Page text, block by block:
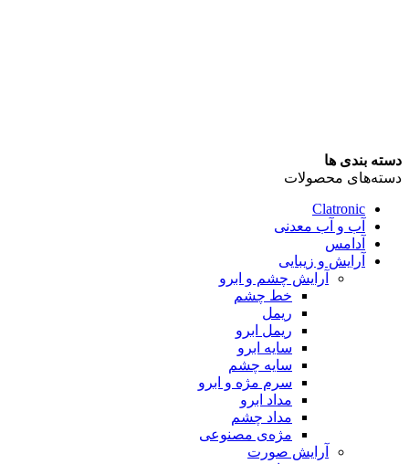
دسته بندی ها
دسته‌های محصولات
Clatronic
آب و آب معدنی
آدامس
آرایش و زیبایی
آرایش چشم و ابرو
خط چشم
ریمل
ریمل ابرو
سایه ابرو
سایه چشم
سرم مژه و ابرو
مداد ابرو
مداد چشم
مژه‌‌ی مصنوعی
آرایش صورت